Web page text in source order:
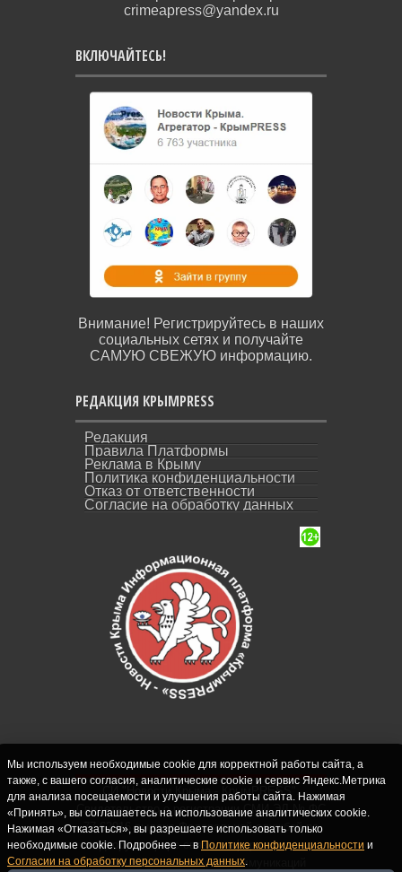
crimeapress@yandex.ru
ВКЛЮЧАЙТЕСЬ!
Внимание! Регистрируйтесь в наших
социальных сетях и получайте
САМУЮ СВЕЖУЮ информацию.
РЕДАКЦИЯ КРЫМPRESS
Редакция
Правила Платформы
Реклама в Крыму
Политика конфиденциальности
Отказ от ответственности
Согласие на обработку данных
СИ "Новости Крыма - КрымPRESS".
Свидетельство о регистрации СМИ ЭЛ № ФС
77-62916 выдано Федеральной службой по
надзору в сфере связи, информационных
технологий и массовых коммуникаций
Мы используем необходимые cookie для корректной работы сайта, а
также, с вашего согласия, аналитические cookie и сервис Яндекс.Метрика
для анализа посещаемости и улучшения работы сайта. Нажимая
«Принять», вы соглашаетесь на использование аналитических cookie.
Нажимая «Отказаться», вы разрешаете использовать только
необходимые cookie. Подробнее — в Политике конфиденциальности и
Согласии на обработку персональных данных.